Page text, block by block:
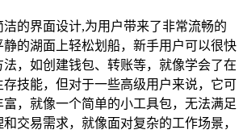
洁的界面设计,为用户带来了非常流畅的
的湖面上轻松划船，新手用户可以很快
，如创建钱包、转账等，就像学会了在
技能，但对于一些高级用户来说，它可
，就像一个简单的小工具包，无法满足
交易需求，就像面对复杂的工作场景，